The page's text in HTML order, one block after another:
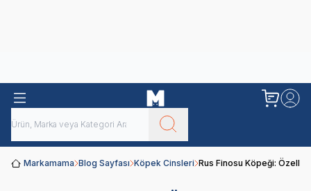
Markamama Blog Sayfası Köpek Cinsleri Rus Finosu Köpeği: